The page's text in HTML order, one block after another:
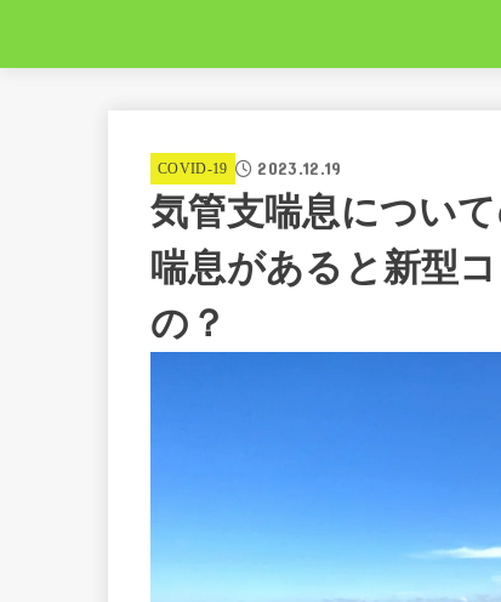
COVID-19 2023.12.19
気管支喘息につい
喘息があると新型
の？